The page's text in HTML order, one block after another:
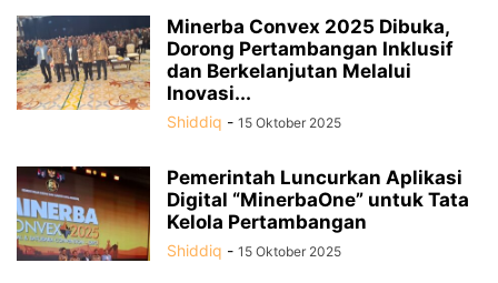
Minerba Convex 2025 Dibuka,
Dorong Pertambangan Inklusif
dan Berkelanjutan Melalui
Inovasi...
Shiddiq - 15 Oktober 2025
Pemerintah Luncurkan Aplikasi
Digital “MinerbaOne” untuk Tata
Kelola Pertambangan
Shiddiq - 15 Oktober 2025